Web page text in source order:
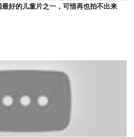
最好的儿童片之一，可惜再也拍不出来